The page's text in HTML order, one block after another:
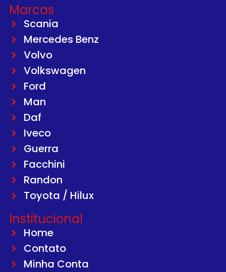
Marcas
Scania
Mercedes Benz
Volvo
Volkswagen
Ford
Man
Daf
Iveco
Guerra
Facchini
Randon
Toyota / Hilux
Institucional
Home
Contato
Minha Conta